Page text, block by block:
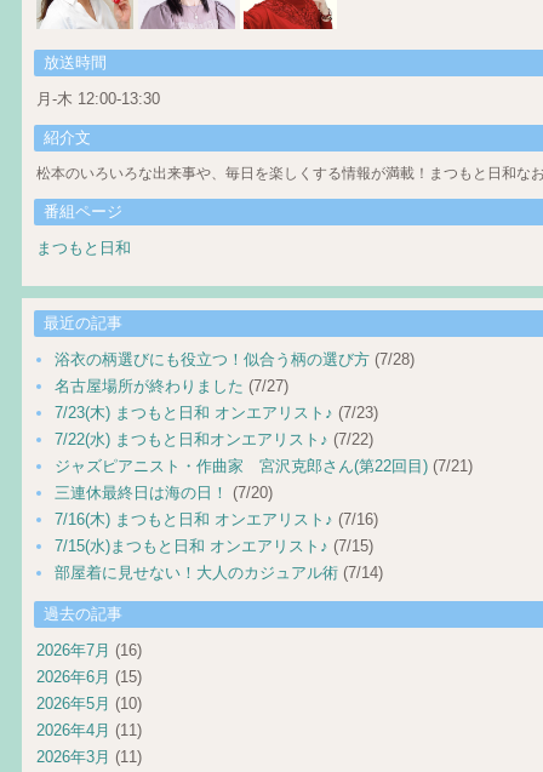
放送時間
月-木 12:00-13:30
紹介文
松本のいろいろな出来事や、毎日を楽しくする情報が満載！まつもと日和な
番組ページ
まつもと日和
最近の記事
浴衣の柄選びにも役立つ！似合う柄の選び方 (7/28)
名古屋場所が終わりました (7/27)
7/23(木) まつもと日和 オンエアリスト♪ (7/23)
7/22(水) まつもと日和オンエアリスト♪ (7/22)
ジャズピアニスト・作曲家 宮沢克郎さん(第22回目) (7/21)
三連休最終日は海の日！ (7/20)
7/16(木) まつもと日和 オンエアリスト♪ (7/16)
7/15(水)まつもと日和 オンエアリスト♪ (7/15)
部屋着に見せない！大人のカジュアル術 (7/14)
過去の記事
2026年7月 (16)
2026年6月 (15)
2026年5月 (10)
2026年4月 (11)
2026年3月 (11)